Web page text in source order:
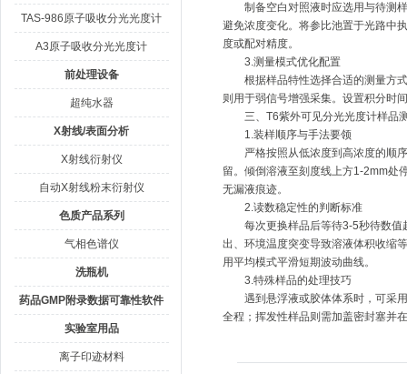
TAS-986原子吸收分光光度计
A3原子吸收分光光度计
前处理设备
超纯水器
X射线/表面分析
X射线衍射仪
自动X射线粉末衍射仪
色质产品系列
气相色谱仪
洗瓶机
药品GMP附录数据可靠性软件
实验室用品
离子印迹材料
制备空白对照液时应选用与待测样
避免浓度变化。将参比池置于光路中
度或配对精度。
3.测量模式优化配置
根据样品特性选择合适的测量方式
则用于弱信号增强采集。设置积分时
三、T6紫外可见分光光度计样品
1.装样顺序与手法要领
严格按照从低浓度到高浓度的顺序
留。倾倒溶液至刻度线上方1-2mm处
无漏液痕迹。
2.读数稳定性的判断标准
每次更换样品后等待3-5秒待数值
出、环境温度突变导致溶液体积收缩
用平均模式平滑短期波动曲线。
3.特殊样品的处理技巧
遇到悬浮液或胶体体系时，可采用
全程；挥发性样品则需加盖密封塞并